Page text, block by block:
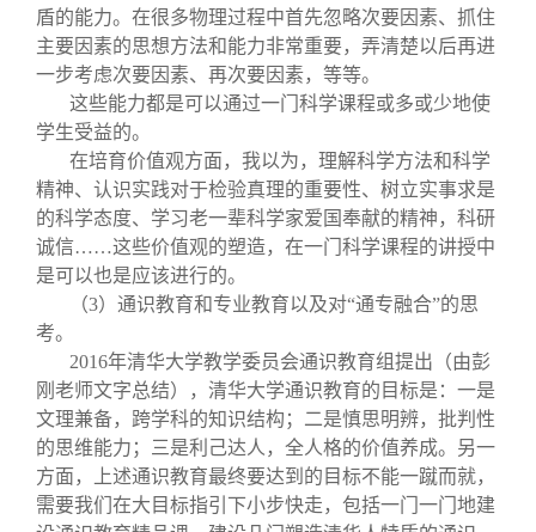
盾的能力。在很多物理过程中首先忽略次要因素、抓住
主要因素的思想方法和能力非常重要，弄清楚以后再进
一步考虑次要因素、再次要因素，等等。
这些能力都是可以通过一门科学课程或多或少地使
学生受益的。
在培育价值观方面，我以为，理解科学方法和科学
精神、认识实践对于检验真理的重要性、树立实事求是
的科学态度、学习老一辈科学家爱国奉献的精神，科研
诚信……这些价值观的塑造，在一门科学课程的讲授中
是可以也是应该进行的。
（3）通识教育和专业教育以及对“通专融合”的思
考。
2016年清华大学教学委员会通识教育组提出（由彭
刚老师文字总结），清华大学通识教育的目标是：一是
文理兼备，跨学科的知识结构；二是慎思明辨，批判性
的思维能力；三是利己达人，全人格的价值养成。另一
方面，上述通识教育最终要达到的目标不能一蹴而就，
需要我们在大目标指引下小步快走，包括一门一门地建